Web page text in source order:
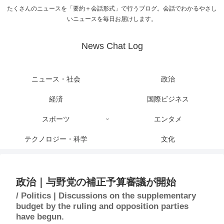
たくさんのニュースを「要約＋会話形式」で行うブログ。会話でわかるやさし
いニュースを毎日お届けします。
News Chat Log
ニュース・社会 政治
経済 国際ビジネス
スポーツ エンタメ
テクノロジー・科学 文化
政治｜与野党の補正予算審議が開始
/ Politics | Discussions on the supplementary
budget by the ruling and opposition parties
have begun.